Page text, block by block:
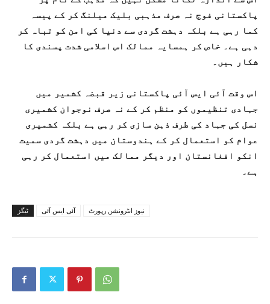
پاکستانی فوج نہ صرف مذہبی بلیک میلنگ کر کے پیسہ
کما رہی ہے بلکہ دہشت گردی سے دنیا کی امن کو تباہ کر
دہی ہے۔ خاص کر ہمسایہ ممالک اس اسلامی شدت پسندی کا
شکار ہیں۔
اس وقت آئی ایس آئی پاکستانی زیر قبضہ کشمیر میں
جہادی تنظیموں کو منظم کر کے نہ صرف نوجوان کشمیری
نسل کی جہاد کی طرف ذہن سازی کر رہی ہے بلکہ کشمیری
عوام کو استعمال کر کے ہندوستان میں دہشت گردی سمیت
انکو افغانستان اور دیگر ممالک میں استعمال کر رہی
ہے۔
ٹیگز آئی ایس آئی نیوز انٹرونشن رپورٹ